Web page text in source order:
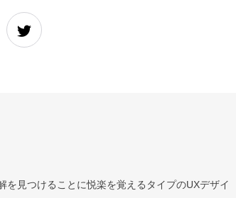
を見つけることに悦楽を覚えるタイプのUXデザイ